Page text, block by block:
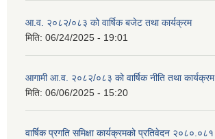
आ.व. २०८२/०८३ को वार्षिक बजेट तथा कार्यक्रम
मिति: 06/24/2025 - 19:01
आगामी आ.व. २०८२/०८३ को वार्षिक नीति तथा कार्यक्रम
मिति: 06/06/2025 - 15:20
वार्षिक प्रगति समिक्षा कार्यक्रमको प्रतिवेदन २०८०.०८१